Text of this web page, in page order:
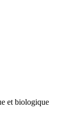
et biologique